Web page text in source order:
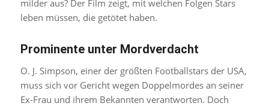
milder aus? Der Film zeigt, mit welchen Folgen Stars
leben müssen, die getötet haben.
Prominente unter Mordverdacht
O. J. Simpson, einer der größten Footballstars der USA,
muss sich vor Gericht wegen Doppelmordes an seiner
Ex-Frau und ihrem Bekannten verantworten. Doch